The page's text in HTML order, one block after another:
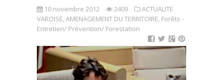
10 novembre 2012 2409
ACTUALITE
VAROISE,AMENAGEMENT DU TERRITOIRE, Forêts -
Entretien/ Prévention/ Forestation